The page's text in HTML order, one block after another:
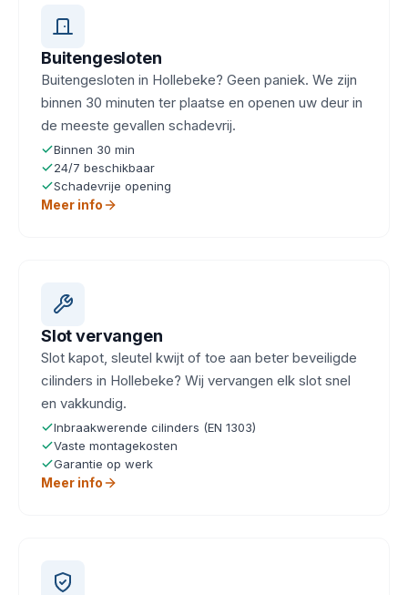
Buitengesloten
Buitengesloten in Hollebeke? Geen paniek. We zijn
binnen 30 minuten ter plaatse en openen uw deur in
de meeste gevallen schadevrij.
Binnen 30 min
24/7 beschikbaar
Schadevrije opening
Meer info
Slot vervangen
Slot kapot, sleutel kwijt of toe aan beter beveiligde
cilinders in Hollebeke? Wij vervangen elk slot snel
en vakkundig.
Inbraakwerende cilinders (EN 1303)
Vaste montagekosten
Garantie op werk
Meer info